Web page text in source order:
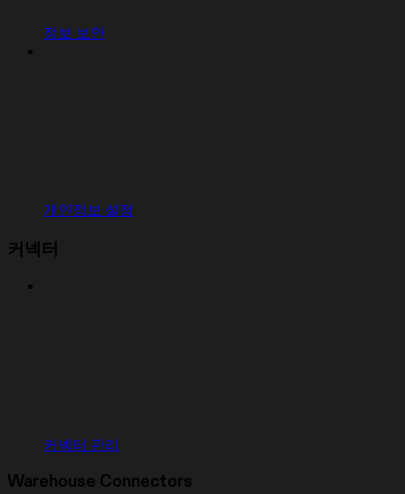
정보 보안
개인정보 설정
커넥터
커넥터 관리
Warehouse Connectors